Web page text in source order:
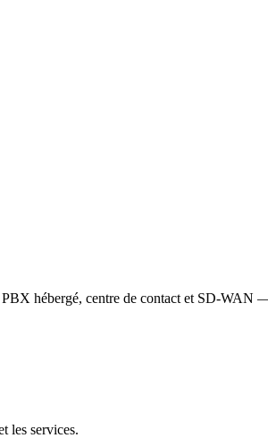
hébergé, centre de contact et SD-
les services.